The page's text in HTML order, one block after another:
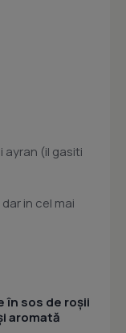
ayran (il gasiti
in cel mai
în sos de roșii
aromată